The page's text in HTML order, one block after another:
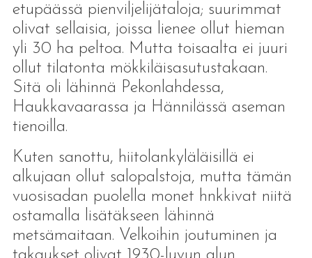
etupäässä pienviljelijätaloja; suurimmat
olivat sellaisia, joissa lienee ollut hieman
yli 30 ha peltoa. Mutta toisaalta ei juuri
ollut tilatonta mökkiläisasutustakaan.
Sitä oli lähinnä Pekonlahdessa,
Haukkavaarassa ja Hännilässä aseman
tienoilla.
Kuten sanottu, hiitolankyläläisillä ei
alkujaan ollut salopalstoja, mutta tämän
vuosisadan puolella monet hnkkivat niitä
ostamalla lisätäkseen lähinnä
metsämaitaan. Velkoihin joutuminen ja